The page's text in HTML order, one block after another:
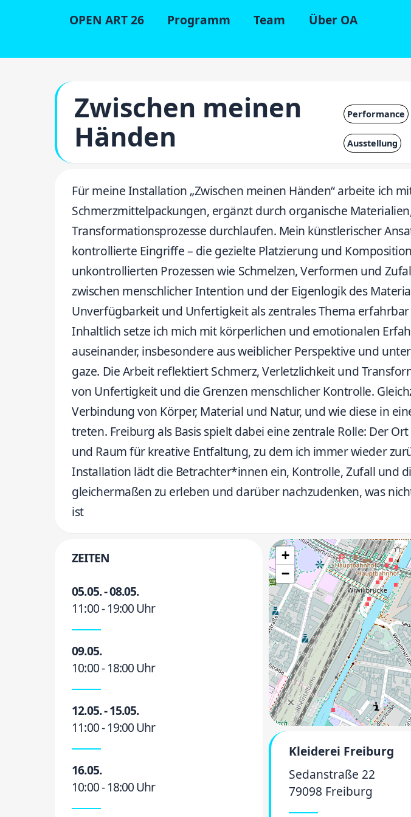
OPEN ART 26 Programm Team Über OA
Zwischen meinen
Händen
Performance
Ausstellung
Für meine Installation „Zwischen meinen Händen“ arbeite ich
Schmerzmittelpackungen, ergänzt durch organische
Transformationsprozesse durchlaufen. Mein künstlerischer
kontrollierte Eingriffe – die gezielte Platzierung und
unkontrollierten Prozessen wie Schmelzen, Verformen und
zwischen menschlicher Intention und der Eigenlogik des
Unverfügbarkeit und Unfertigkeit als zentrales Thema
Inhaltlich setze ich mich mit körperlichen und emotionalen
auseinander, insbesondere aus weiblicher Perspektive und
gaze. Die Arbeit reflektiert Schmerz, Verletzlichkeit und
von Unfertigkeit und die Grenzen menschlicher Kontrolle.
Verbindung von Körper, Material und Natur, und wie diese in
treten. Freiburg als Basis spielt dabei eine zentrale Rolle: Der
und Raum für kreative Entfaltung, zu dem ich immer wieder
Installation lädt die Betrachter*innen ein, Kontrolle, Zufall und
gleichermaßen zu erleben und darüber nachzudenken, was
ist
ZEITEN
05.05. - 08.05.
11:00 - 19:00 Uhr
09.05.
10:00 - 18:00 Uhr
12.05. - 15.05.
11:00 - 19:00 Uhr
16.05.
10:00 - 18:00 Uhr
+
−
Kleiderei Freiburg
Sedanstraße 22
79098 Freiburg